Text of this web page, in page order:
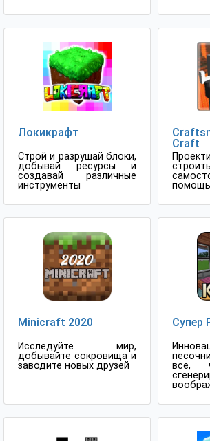
Локикрафт
Строй и разрушай блоки,
добывай ресурсы и
создавай различные
инструменты
Craft
Minicraft 2020
Исследуйте мир,
добывайте сокровища и
заводите новых друзей
Супер
все,